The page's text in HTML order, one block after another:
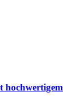
hochwertigem